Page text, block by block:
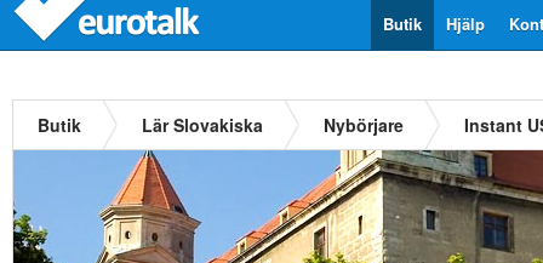
Hjälp
Butik
Butik Lär Slovakiska Nybörjare Instant